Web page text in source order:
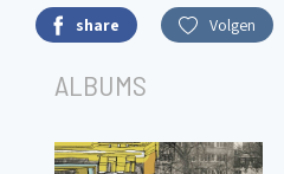
share Volgen
ALBUMS